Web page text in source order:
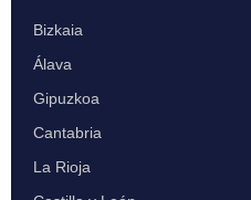
Bizkaia
Álava
Gipuzkoa
Cantabria
La Rioja